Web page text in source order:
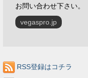
お問い合わせ下さい。
vegaspro.jp
RSS登録はコチラ